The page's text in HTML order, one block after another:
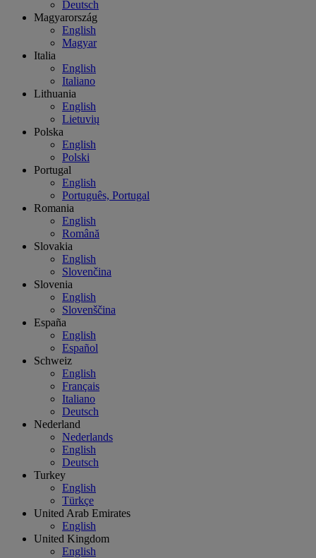
Deutsch
Magyarország
English
Magyar
Italia
English
Italiano
Lithuania
English
Lietuvių
Polska
English
Polski
Portugal
English
Português, Portugal
Romania
English
Română
Slovakia
English
Slovenčina
Slovenia
English
Slovenščina
España
English
Español
Schweiz
English
Français
Italiano
Deutsch
Nederland
Nederlands
English
Deutsch
Turkey
English
Türkçe
United Arab Emirates
English
United Kingdom
English